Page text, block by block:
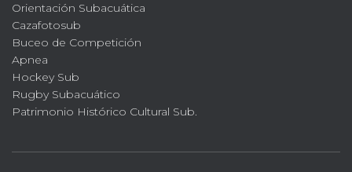
Orientación Subacuática
Cazafotosub
Buceo de Competición
Apnea
Hockey Sub
Rugby Subacuático
Patrimonio Histórico Cultural Sub.